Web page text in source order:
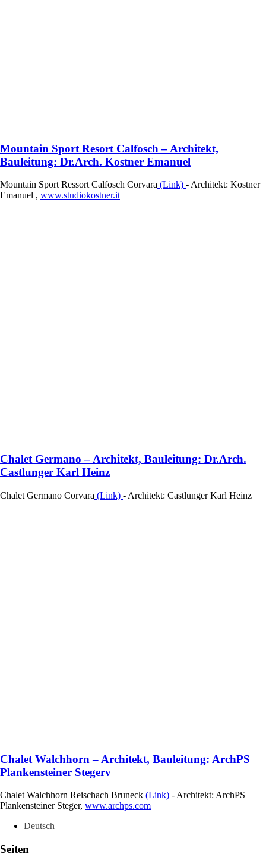
Mountain Sport Resort Calfosch – Architekt,
Bauleitung: Dr.Arch. Kostner Emanuel
Mountain Sport Ressort Calfosch Corvara (Link) - Architekt: Kostner
Emanuel , www.studiokostner.it
Chalet Germano – Architekt, Bauleitung: Dr.Arch.
Castlunger Karl Heinz
Chalet Germano Corvara (Link) - Architekt: Castlunger Karl Heinz
Chalet Walchhorn – Architekt, Bauleitung: ArchPS
Plankensteiner Stegerv
Chalet Walchhorn Reischach Bruneck (Link) - Architekt: ArchPS
Plankensteiner Steger, www.archps.com
Deutsch
Seiten